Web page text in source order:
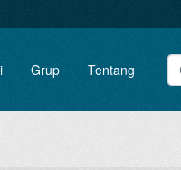
Grup Tentang